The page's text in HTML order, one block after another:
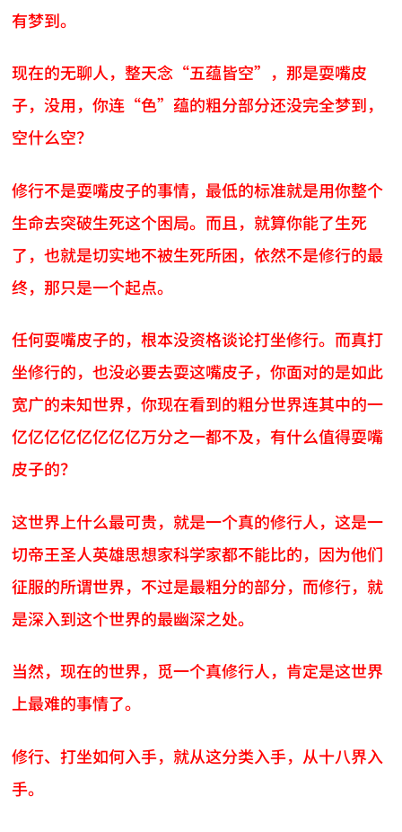
有梦到。
现在的无聊人，整天念“五蕴皆空”，那是耍嘴皮
子，没用，你连“色”蕴的粗分部分还没完全梦到，
空什么空？
修行不是耍嘴皮子的事情，最低的标准就是用你整个
生命去突破生死这个困局。而且，就算你能了生死
了，也就是切实地不被生死所困，依然不是修行的最
终，那只是一个起点。
任何耍嘴皮子的，根本没资格谈论打坐修行。而真打
坐修行的，也没必要去耍这嘴皮子，你面对的是如此
宽广的未知世界，你现在看到的粗分世界连其中的一
亿亿亿亿亿亿亿亿万分之一都不及，有什么值得耍嘴
皮子的？
这世界上什么最可贵，就是一个真的修行人，这是一
切帝王圣人英雄思想家科学家都不能比的，因为他们
征服的所谓世界，不过是最粗分的部分，而修行，就
是深入到这个世界的最幽深之处。
当然，现在的世界，觅一个真修行人，肯定是这世界
上最难的事情了。
修行、打坐如何入手，就从这分类入手，从十八界入
手。